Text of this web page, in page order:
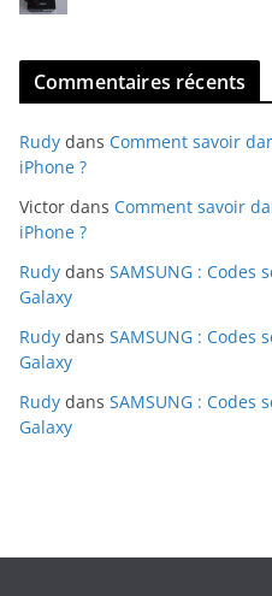
Commentaires récents
Rudy dans Comment savoir
iPhone ?
Victor dans Comment savoir
iPhone ?
Rudy dans SAMSUNG : Codes
Galaxy
Rudy dans SAMSUNG : Codes
Galaxy
Rudy dans SAMSUNG : Codes
Galaxy